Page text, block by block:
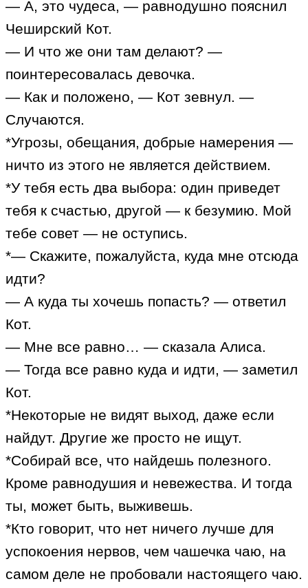
— А, это чудеса, — равнодушно пояснил
Чеширский Кот.
— И что же они там делают? —
поинтересовалась девочка.
— Как и положено, — Кот зевнул. —
Случаются.
*Угрозы, обещания, добрые намерения —
ничто из этого не является действием.
*У тебя есть два выбора: один приведет
тебя к счастью, другой — к безумию. Мой
тебе совет — не оступись.
*— Скажите, пожалуйста, куда мне отсюда
идти?
— А куда ты хочешь попасть? — ответил
Кот.
— Мне все равно… — сказала Алиса.
— Тогда все равно куда и идти, — заметил
Кот.
*Некоторые не видят выход, даже если
найдут. Другие же просто не ищут.
*Собирай все, что найдешь полезного.
Кроме равнодушия и невежества. И тогда
ты, может быть, выживешь.
*Кто говорит, что нет ничего лучше для
успокоения нервов, чем чашечка чаю, на
самом деле не пробовали настоящего чаю.